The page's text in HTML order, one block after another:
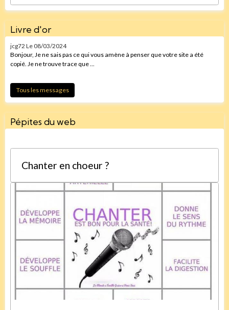
Livre d'or
jcg72 Le 08/03/2024
Bonjour, Je ne sais pas ce qui vous amène à penser que votre site a été
copié. Je ne trouve trace que ...
Tous les messages
Pépites du web
Chanter en choeur ?